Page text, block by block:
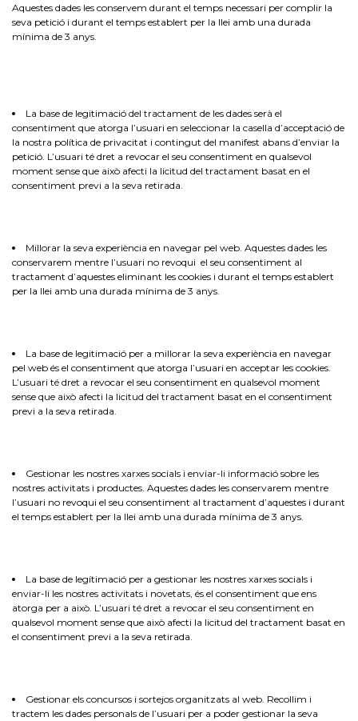
Aquestes dades les conservem durant el temps necessari per complir la
seva petició i durant el temps establert per la llei amb una durada
mínima de 3 anys.
La base de legitimació del tractament de les dades serà el
consentiment que atorga l’usuari en seleccionar la casella d’acceptació de
la nostra política de privacitat i contingut del manifest abans d’enviar la
petició. L’usuari té dret a revocar el seu consentiment en qualsevol
moment sense que això afecti la licitud del tractament basat en el
consentiment previ a la seva retirada.
Millorar la seva experiència en navegar pel web. Aquestes dades les
conservarem mentre l’usuari no revoqui el seu consentiment al
tractament d’aquestes eliminant les cookies i durant el temps establert
per la llei amb una durada mínima de 3 anys.
La base de legitimació per a millorar la seva experiència en navegar
pel web és el consentiment que atorga l’usuari en acceptar les cookies.
L’usuari té dret a revocar el seu consentiment en qualsevol moment
sense que això afecti la licitud del tractament basat en el consentiment
previ a la seva retirada.
Gestionar les nostres xarxes socials i enviar-li informació sobre les
nostres activitats i productes. Aquestes dades les conservarem mentre
l’usuari no revoqui el seu consentiment al tractament d’aquestes i durant
el temps establert per la llei amb una durada mínima de 3 anys.
La base de legítimació per a gestionar les nostres xarxes socials i
enviar-li les nostres activitats i novetats, és el consentiment que ens
atorga per a això. L’usuari té dret a revocar el seu consentiment en
qualsevol moment sense que això afecti la licitud del tractament basat en
el consentiment previ a la seva retirada.
Gestionar els concursos i sortejos organitzats al web. Recollim i
tractem les dades personals de l’usuari per a poder gestionar la seva